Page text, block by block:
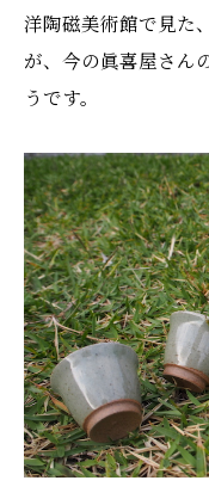
洋陶磁美術館で見た
が、今の眞喜屋さん
うです。